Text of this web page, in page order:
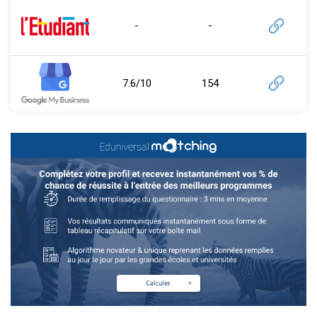
- -
7.6/10 154